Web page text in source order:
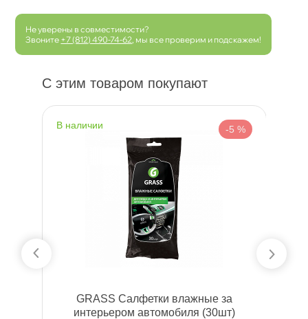
Не уверены в совместимости?
Звоните +7 (812) 490-74-62 , мы все проверим и подскажем!
С этим товаром покупают
наличии -5 %
GRASS Салфетки влажные за
интерьером автомобиля (30шт)